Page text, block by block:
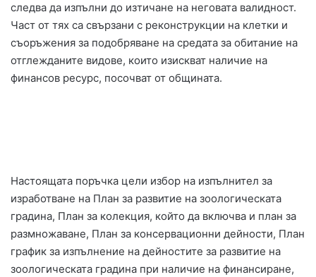
следва да изпълни до изтичане на неговата валидност.
Част от тях са свързани с реконструкции на клетки и
съоръжения за подобряване на средата за обитание на
отглежданите видове, които изискват наличие на
финансов ресурс, посочват от общината.
Настоящата поръчка цели избор на изпълнител за
изработване на План за развитие на зоологическата
градина, План за колекция, който да включва и план за
размножаване, План за консервационни дейности, План
график за изпълнение на дейностите за развитие на
зоологическата градина при наличие на финансиране,